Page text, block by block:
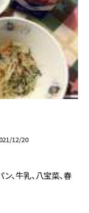
12/20
、牛乳、八宝菜、春